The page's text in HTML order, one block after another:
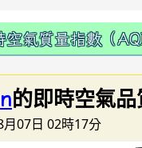
空氣質量指數（AQI
的即時空氣
07日 02時17分